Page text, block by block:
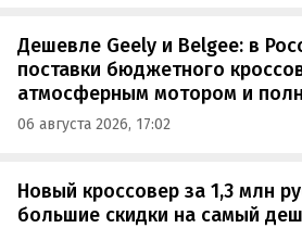
Дешевле Geely и Belgee: в
поставки бюджетного
атмосферным мотором и
06 августа 2026, 17:02
Новый кроссовер за 1,3 млн
большие скидки на самый